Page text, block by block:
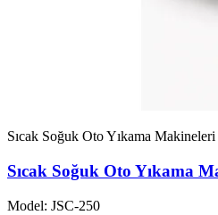
Sıcak Soğuk Oto Yıkama Makineleri
Sıcak Soğuk Oto Yıkama
Model: JSC-250